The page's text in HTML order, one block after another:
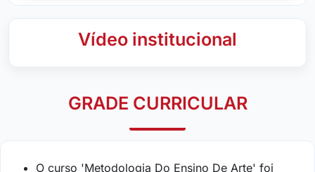
Vídeo institucional
GRADE CURRICULAR
O curso 'Metodologia Do Ensino De Arte' foi